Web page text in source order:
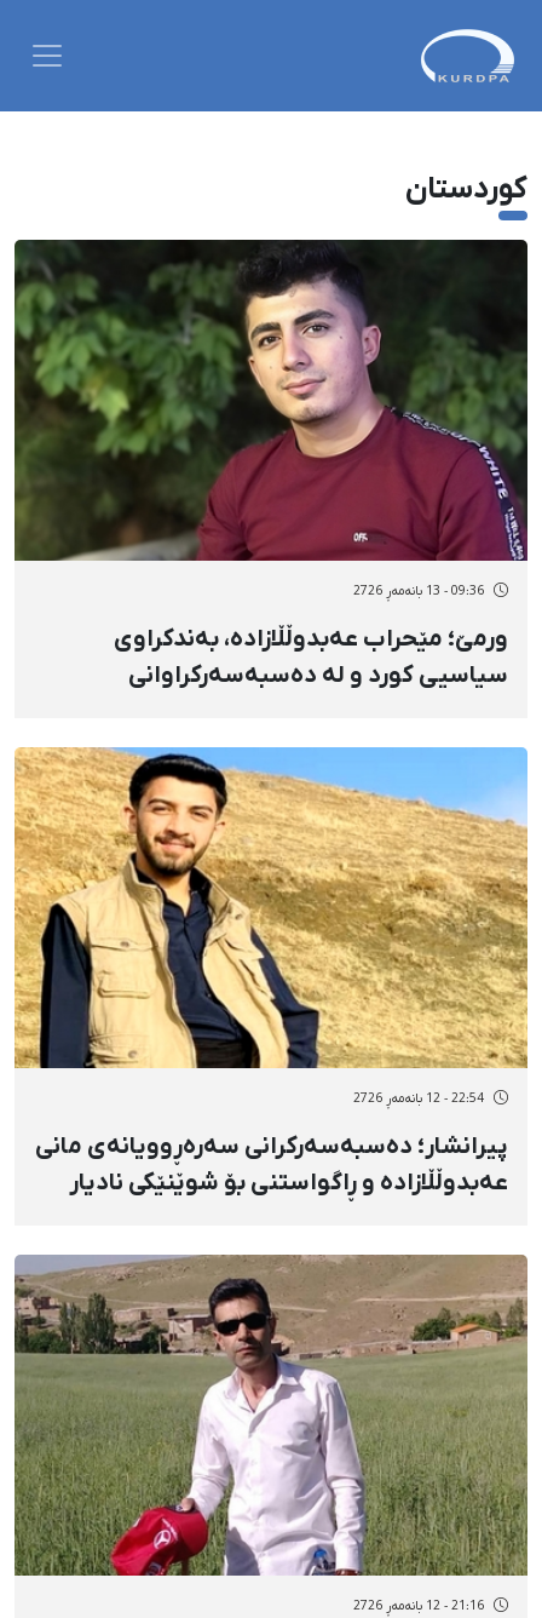
کوردستان
09:36 - 13 بانەمەڕ 2726
ورمێ؛ مێحراب عەبدوڵڵازادە، بەندکراوی
سیاسیی کورد و لە دەسبەسەرکراوانی
22:54 - 12 بانەمەڕ 2726
پیرانشار؛ دەسبەسەرکرانی سەرەڕوویانەی مانی
عەبدوڵڵازادە و ڕاگواستنی بۆ شوێنێکی نادیار
21:16 - 12 بانەمەڕ 2726